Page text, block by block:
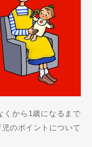
くから1歳になるまで
のポイントについて